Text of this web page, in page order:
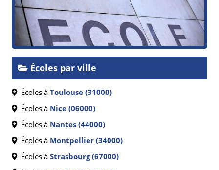
Écoles par ville
Écoles à Toulouse (31000)
Écoles à Nice (06000)
Écoles à Nantes (44000)
Écoles à Montpellier (34000)
Écoles à Strasbourg (67000)